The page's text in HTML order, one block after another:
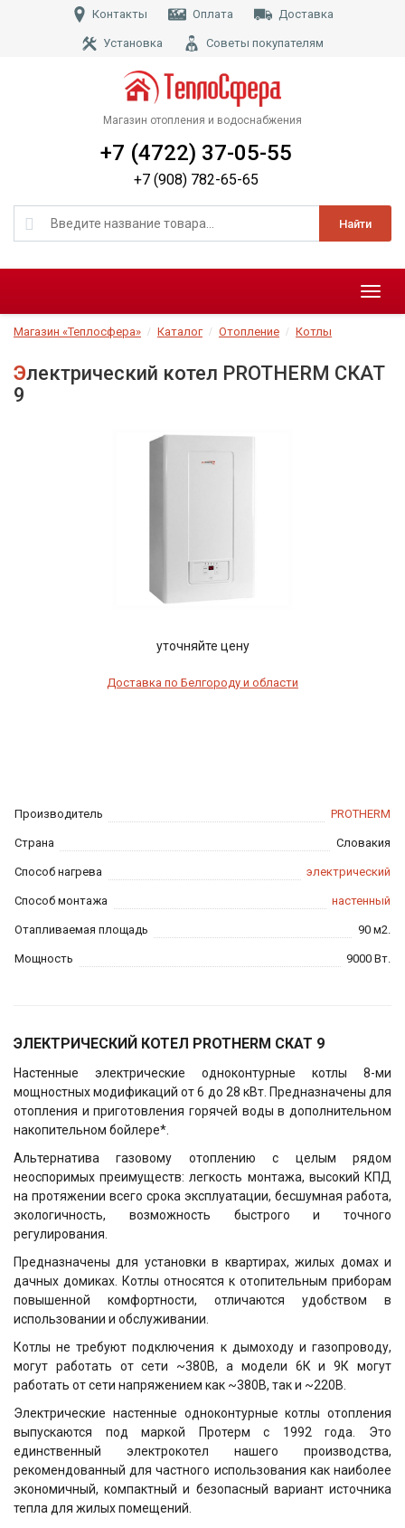
Контакты Оплата Доставка
Установка Советы покупателям
Магазин отопления и водоснабжения
Найти
+7 (4722) 37-05-55
+7 (908) 782-65-65
Меню
Магазин «Теплосфера» Каталог Отопление Котлы
Электрический котел PROTHERM СКАТ
9
Производитель PROTHERM
Страна Словакия
Способ нагрева электрический
Способ монтажа настенный
Отапливаемая площадь 90 м2.
Мощность 9000 Вт.
уточняйте цену
Доставка по Белгороду и области
ЭЛЕКТРИЧЕСКИЙ КОТЕЛ PROTHERM СКАТ 9
Настенные электрические одноконтурные котлы 8-ми
мощностных модификаций от 6 до 28 кВт. Предназначены для
отопления и приготовления горячей воды в дополнительном
накопительном бойлере*.
Альтернатива газовому отоплению с целым рядом
неоспоримых преимуществ: легкость монтажа, высокий КПД
на протяжении всего срока эксплуатации, бесшумная работа,
экологичность, возможность быстрого и точного
регулирования.
Предназначены для установки в квартирах, жилых домах и
дачных домиках. Котлы относятся к отопительным приборам
повышенной комфортности, отличаются удобством в
использовании и обслуживании.
Котлы не требуют подключения к дымоходу и газопроводу,
могут работать от сети ~380В, а модели 6К и 9К могут
работать от сети напряжением как ~380В, так и ~220В.
Электрические настенные одноконтурные котлы отопления
выпускаются под маркой Протерм с 1992 года. Это
единственный электрокотел нашего производства,
рекомендованный для частного использования как наиболее
экономичный, компактный и безопасный вариант источника
тепла для жилых помещений.